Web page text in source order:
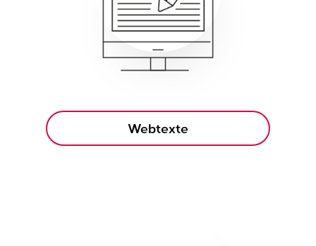
Webtexte